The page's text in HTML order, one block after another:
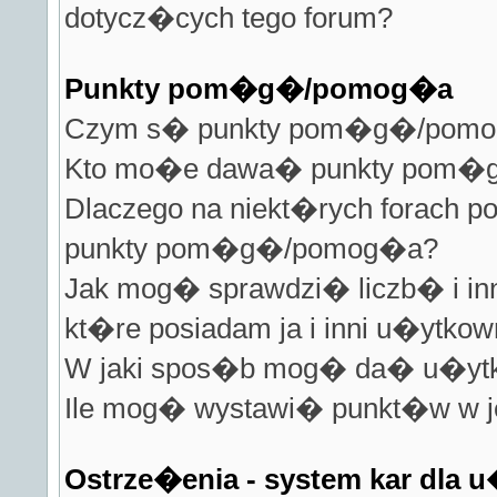
dotycz�cych tego forum?
Punkty pom�g�/pomog�a
Czym s� punkty pom�g�/
Kto mo�e dawa� punkty
Dlaczego na niekt�rych forach
punkty pom�g�/pomog�a?
Jak mog� sprawdzi� liczb� i
kt�re posiadam ja i inni
W jaki spos�b mog� da�
Ile mog� wystawi� punkt�w w
Ostrze�enia - system kar dla